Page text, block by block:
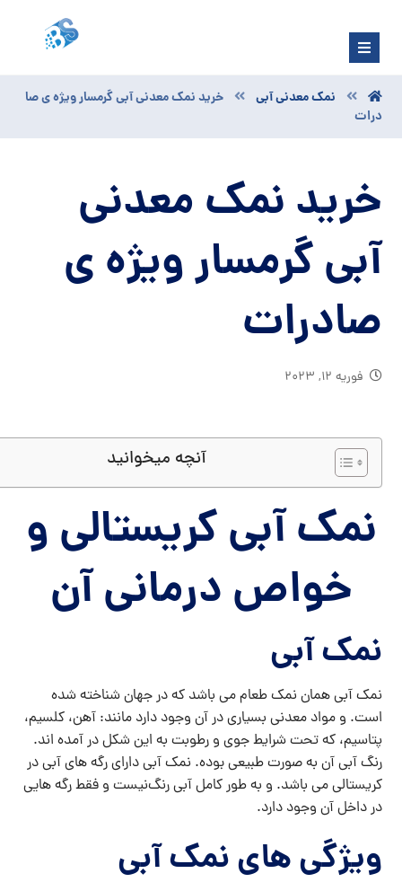
نمک معدنی آبی
خرید نمک معدنی آبی گرمسار ویژه ی صا
درات
خرید نمک معدنی
آبی گرمسار ویژه ی
صادرات
فوریه ۱۲, ۲۰۲۳
آنچه میخوانید
نمک آبی کریستالی و
خواص درمانی آن
نمک آبی
نمک آبی همان نمک طعام می باشد که در جهان شناخته شده
است. و مواد معدنی بسیاری در آن وجود دارد مانند: آهن، کلسیم،
پتاسیم، که تحت شرایط جوی و رطوبت به این شکل در آمده اند.
رنگ آبی آن به صورت طبیعی بوده. نمک آبی دارای رگه های آبی در
کریستالی می باشد. و به طور کامل آبی رنگ‌نیست و فقط رگه هایی
در داخل آن وجود دارد.
ویژگی های نمک آبی